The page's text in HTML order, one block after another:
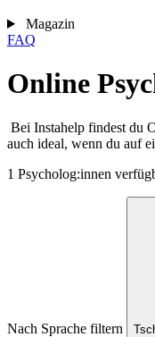
Magazin
FAQ
Online
Bei Instahelp findest du
auch ideal, wenn du auf
1 Psycholog:innen
Nach Sprache filtern